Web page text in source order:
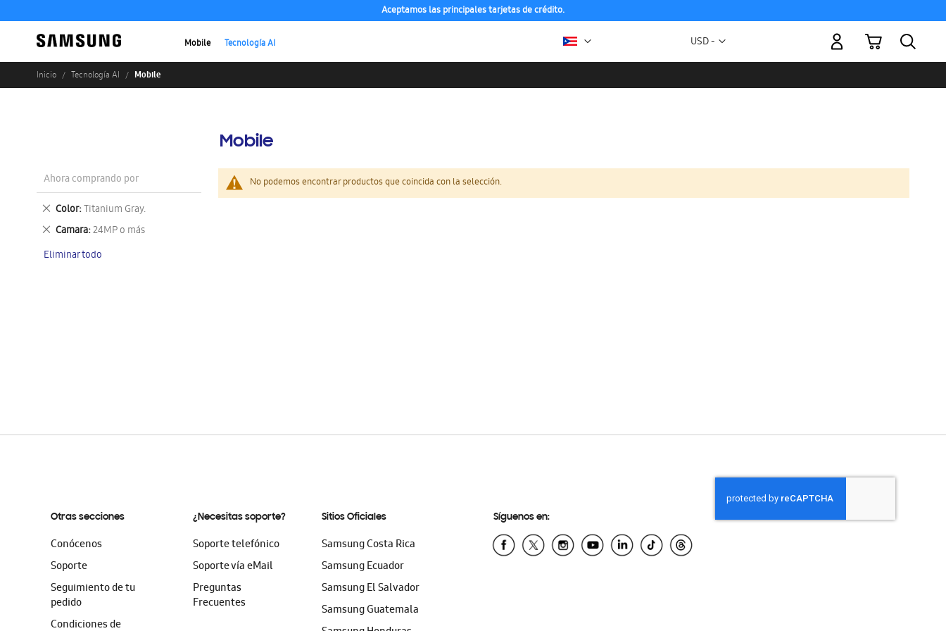
Aceptamos las principales tarjetas de crédito.
Mobile Tecnología AI Moneda
USD -
Mi carrito
Inicio Tecnología AI Mobile
Mobile
No podemos encontrar productos que coincida con la selección.
Ahora comprando por
Color Titanium Gray.
Eliminar
este
artículo
Camara 24MP o más
Eliminar
artículo
Eliminar todo
Otras secciones
Conócenos
Soporte
Seguimiento de tu
pedido
Condiciones de
¿Necesitas soporte?
Soporte telefónico
Soporte vía eMail
Preguntas
Frecuentes
Sitios Oficiales
Samsung Costa Rica
Samsung Ecuador
Samsung El Salvador
Samsung Guatemala
Síguenos en: